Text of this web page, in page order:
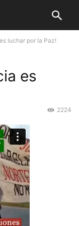
luchar por la Paz!
es
2224